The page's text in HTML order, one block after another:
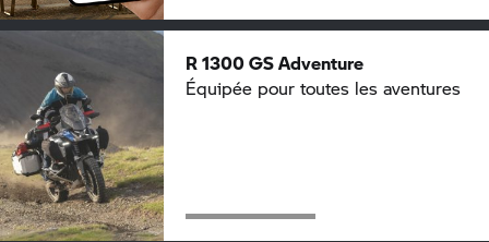
R 1300 GS Adventure
Équipée pour toutes les aventures